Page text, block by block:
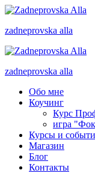
zadneprovska alla
zadneprovska alla
Обо мне
Коучинг
Курс
игра
Курсы и
Магазин
Блог
Контакты